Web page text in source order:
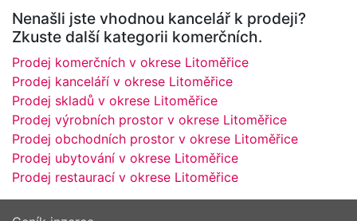
Nenašli jste vhodnou kancelář k prodeji?
Zkuste další kategorii komerčních.
Prodej komerčních v okrese Litoměřice
Prodej kanceláří v okrese Litoměřice
Prodej skladů v okrese Litoměřice
Prodej výrobních prostor v okrese Litoměřice
Prodej obchodních prostor v okrese Litoměřice
Prodej ubytování v okrese Litoměřice
Prodej restaurací v okrese Litoměřice